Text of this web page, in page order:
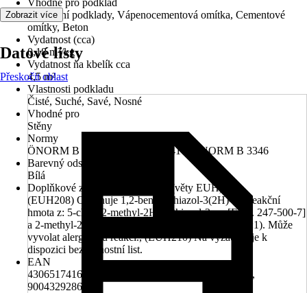
Vhodné pro podklad
Minerální podklady, Vápenocementová omítka, Cementové
omítky, Beton
Vydatnost (cca)
0,18 m²/kg
Vydatnost na kbelík cca
4,5 m²
Vlastnosti podkladu
Čisté, Suché, Savé, Nosné
Vhodné pro
Stěny
Normy
ÖNORM B 2259, ÖNORM B 6410, ÖNORM B 3346
Barevný odstín
Bílá
Doplňkové znaky nebezpečnosti (věty EUH)
(EUH208) Obsahuje 1,2-benzisothiazol-3(2H)-on, reakční
hmota z: 5-chlor-2-methyl-2H-isothiazol-3-on [ES č. 247-500-7]
a 2-methyl-2H-isothiazol-3-on [ES č. 220-239-6] (3:1). Může
vyvolat alergickou reakci., (EUH210) Na vyžádání je k
dispozici bezpečnostní list.
EAN
4306517416805, 5996597384836, 8591251012062,
9004329286030
Zobrazit více
Datové listy
Přeskočit oblast